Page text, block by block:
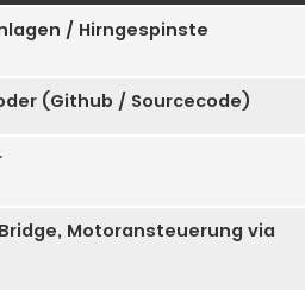
/ Hirngespinste
(Github / Sourcecode)
Motoransteuerung via